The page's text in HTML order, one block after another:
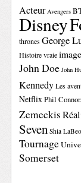
Acteur Avengers
Disney
thrones George
Histoire vraie image
John Doe John
Kennedy Les
NetflixPhil
Zemeckis
Seven Shia
Tournage
Somerset